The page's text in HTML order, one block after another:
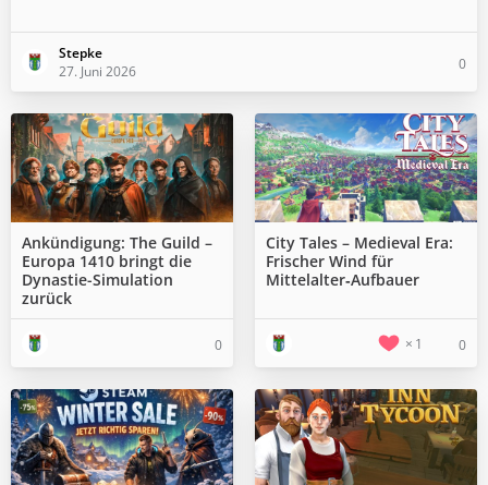
Stepke
27. Juni 2026
0
Ankündigung: The Guild –
Europa 1410 bringt die
Dynastie-Simulation
zurück
0
City Tales – Medieval Era:
Frischer Wind für
Mittelalter‑Aufbauer
1 0